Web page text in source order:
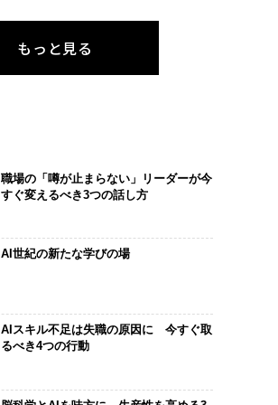
もっと見る
職場の「噂が止まらない」リーダーが今
すぐ変えるべき3つの話し方
AI世紀の新たな学びの場
AIスキル不足は失職の原因に 今すぐ取
るべき4つの行動